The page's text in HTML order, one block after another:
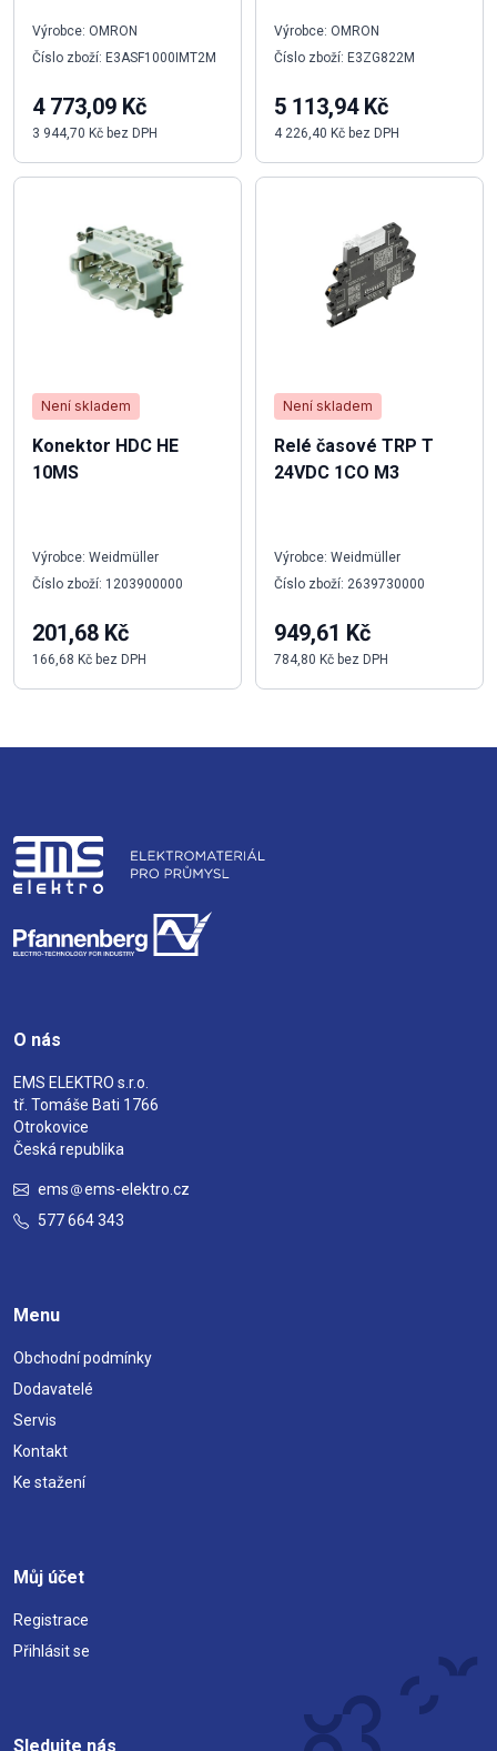
Výrobce: OMRON
Číslo zboží: E3ASF1000IMT2M
4 773,09 Kč
3 944,70 Kč bez DPH
Není skladem
Konektor HDC HE
10MS
Výrobce: Weidmüller
Číslo zboží: 1203900000
201,68 Kč
166,68 Kč bez DPH
Výrobce: OMRON
Číslo zboží: E3ZG822M
5 113,94 Kč
4 226,40 Kč bez DPH
Není skladem
Relé časové TRP T
24VDC 1CO M3
Výrobce: Weidmüller
Číslo zboží: 2639730000
949,61 Kč
784,80 Kč bez DPH
O nás
EMS ELEKTRO s.r.o.
tř. Tomáše Bati 1766
Otrokovice
Česká republika
ems
ems-elektro.cz
577 664 343
Menu
Obchodní podmínky
Dodavatelé
Servis
Kontakt
Ke stažení
Můj účet
Registrace
Přihlásit se
Sledujte nás